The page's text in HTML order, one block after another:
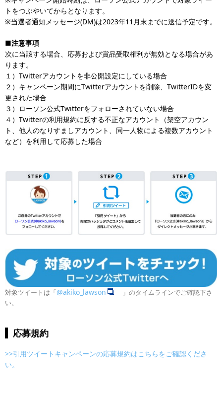
トをつぶやいてからとなります。
※当選者通知メッセージ(DM)は2023年11月末までに送信予定です。
■注意事項
次に当該する場合、応募および賞品受取権利が無効となる場合があ
ります。
１）Twitterアカウントを非公開設定にしている場合
２）キャンペーン期間にTwitterアカウントを削除、TwitterIDを変
更された場合
３）ローソン公式Twitterをフォローされていない場合
４）Twitterの利用規約に反する不正なアカウント（架空アカウン
ト、他人のなりすましアカウント、同一人物による複数アカウント
など）を利用して応募した場合
対象ツイートは「@akiko_lawson
」のタイムラインでご確認下さ
い。
応募規約
>>引用ツイートキャンペーンの応募規約はこちらをご確認くださ
い。